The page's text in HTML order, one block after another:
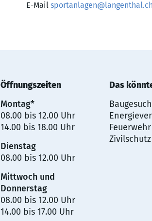
E-Mail sportanlagen@langenthal.ch
Öffnungszeiten
Montag*
08.00 bis 12.00 Uhr
14.00 bis 18.00 Uhr
Dienstag
08.00 bis 12.00 Uhr
Mittwoch und
Donnerstag
08.00 bis 12.00 Uhr
14.00 bis 17.00 Uhr
Das
Feuerwehr
Zivilschutz